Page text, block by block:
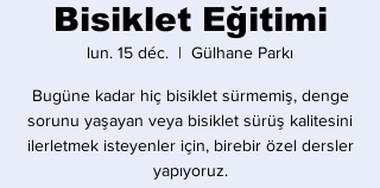
Bisiklet Eğitimi
lun. 15 déc.
  |
Gülhane Parkı
Bugüne kadar hiç bisiklet sürmemiş, denge
sorunu yaşayan veya bisiklet sürüş kalitesini
ilerletmek isteyenler için, birebir özel dersler
yapıyoruz.